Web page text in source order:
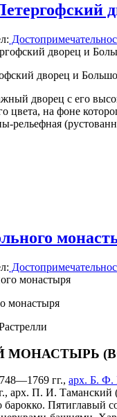
дворец и
дворец с его
цвета, на фоне
рельефная
монастыря
гг., арх. Б. Ф.
арх. П. И. Таманский
барокко. Пятиглавый